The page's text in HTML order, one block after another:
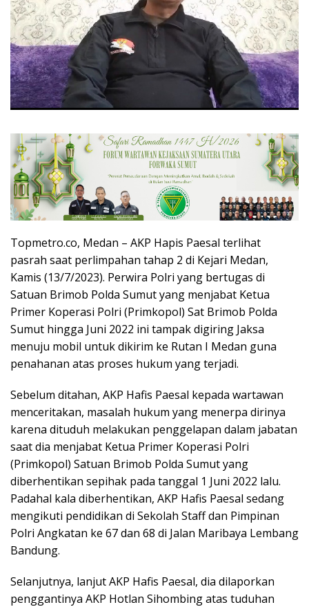
Topmetro.co, Medan – AKP Hapis Paesal terlihat
pasrah saat perlimpahan tahap 2 di Kejari Medan,
Kamis (13/7/2023). Perwira Polri yang bertugas di
Satuan Brimob Polda Sumut yang menjabat Ketua
Primer Koperasi Polri (Primkopol) Sat Brimob Polda
Sumut hingga Juni 2022 ini tampak digiring Jaksa
menuju mobil untuk dikirim ke Rutan I Medan guna
penahanan atas proses hukum yang terjadi.
Sebelum ditahan, AKP Hafis Paesal kepada wartawan
menceritakan, masalah hukum yang menerpa dirinya
karena dituduh melakukan penggelapan dalam jabatan
saat dia menjabat Ketua Primer Koperasi Polri
(Primkopol) Satuan Brimob Polda Sumut yang
diberhentikan sepihak pada tanggal 1 Juni 2022 lalu.
Padahal kala diberhentikan, AKP Hafis Paesal sedang
mengikuti pendidikan di Sekolah Staff dan Pimpinan
Polri Angkatan ke 67 dan 68 di Jalan Maribaya Lembang
Bandung.
Selanjutnya, lanjut AKP Hafis Paesal, dia dilaporkan
penggantinya AKP Hotlan Sihombing atas tuduhan